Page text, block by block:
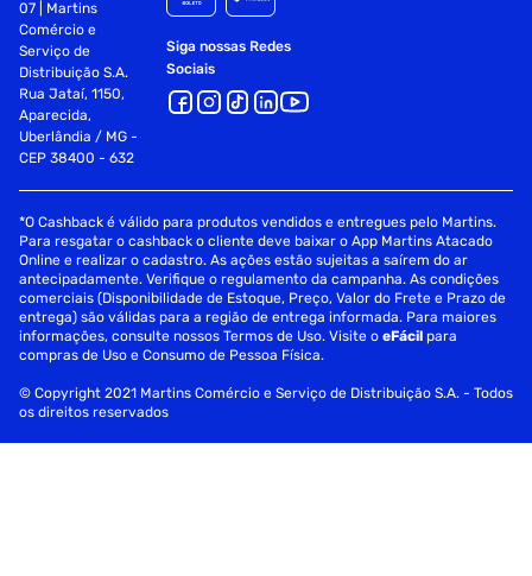
07 | Martins
Comércio e
Serviço de
Distribuição S.A.
Rua Jataí, 1150,
Aparecida,
Uberlândia / MG -
CEP 38400 - 632
Siga nossas Redes
Sociais
*O Cashback é válido para produtos vendidos e entregues pelo Martins.
Para resgatar o cashback o cliente deve baixar o App Martins Atacado
Online e realizar o cadastro. As ações estão sujeitas a saírem do ar
antecipadamente. Verifique o regulamento da campanha. As condições
comerciais (Disponibilidade de Estoque, Preço, Valor do Frete e Prazo de
entrega) são válidas para a região de entrega informada. Para maiores
informações, consulte nossos Termos de Uso. Visite oeFácil para
compras de Uso e Consumo de Pessoa Física.
© Copyright 2021 Martins Comércio e Serviço de Distribuição S.A. - Todos
os direitos reservados